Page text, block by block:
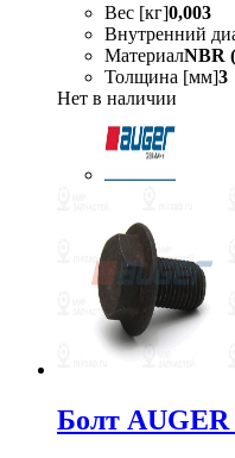
Вес [кг]0,003
Внутренний
МатериалNBR
Толщина [мм]3
Нет в наличии
Болт AUGER